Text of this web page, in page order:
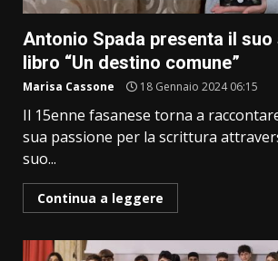
Antonio Spada presenta il
libro “Un destino comune”
Marisa Cassone 18 Gennaio 2024 06:15
Il 15enne fasanese torna a
sua passione per la scrittura
suo...
Continua a leggere